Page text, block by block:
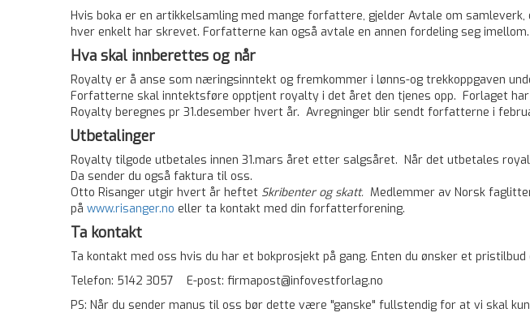
Hvis boka er en artikkelsamling med mange forfattere, gjelder Avtale om
hver enkelt har skrevet. Forfatterne kan også avtale en annen fordeling seg imellom.
Hva skal innberettes og når
Royalty er å anse som næringsinntekt og fremkommer i lønns-og trekkoppgaven
Forfatterne skal inntektsføre opptjent royalty i det året den tjenes opp. Forlaget
Royalty beregnes pr 31.desember hvert år. Avregninger blir sendt forfatterne i
Utbetalinger
Royalty tilgode utbetales innen 31.mars året etter salgsåret. Når det utbetales
Da sender du også faktura til oss.
Otto Risanger utgir hvert år heftet Skribenter og skatt. Medlemmer av Norsk
på www.risanger.no eller ta kontakt med din forfatterforening.
Ta kontakt
Ta kontakt med oss hvis du har et ­bokprosjekt på gang. Enten du ønsker et
Telefon: 5142 3057 E-post: firmapost@infovestforlag.no
PS: Når du sender manus til oss bør dette være "ganske" fullstendig for at vi skal